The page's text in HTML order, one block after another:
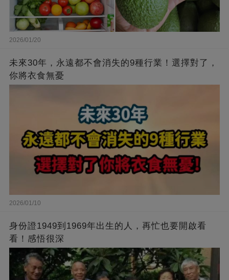
2026/01/20
未來30年，永遠都不會消失的9種行業！選擇對了，
你將衣食無憂
2026/01/10
身份證1949到1969年出生的人，再忙也要開啟看
看！感悟很深